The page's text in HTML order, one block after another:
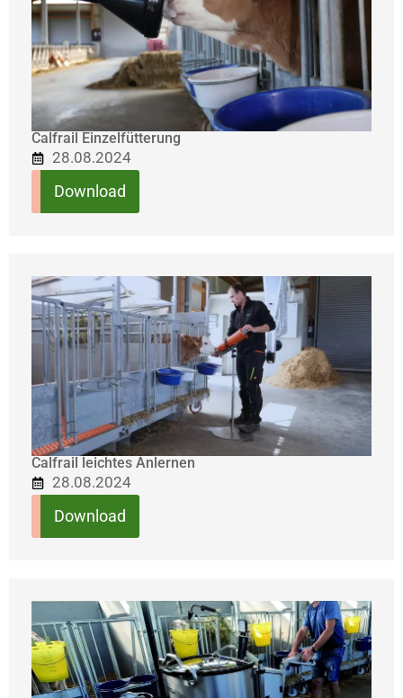
Calfrail Einzelfütterung
28.08.2024
Download
Calfrail leichtes Anlernen
28.08.2024
Download